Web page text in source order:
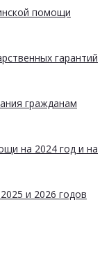
помощи
гарантий
гражданам
на 2024 год и на
и 2026 годов